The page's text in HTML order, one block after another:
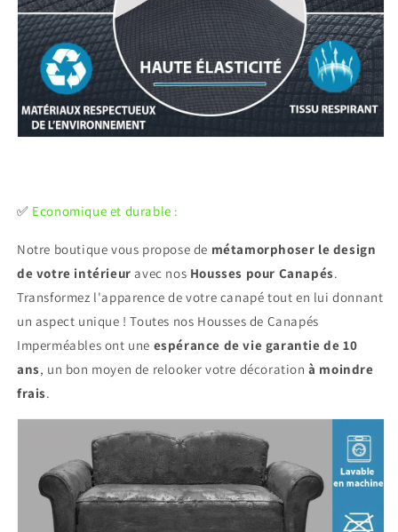
✅ Economique et durable :
Notre boutique vous propose de métamorphoser le design
de votre intérieur avec nos Housses pour Canapés.
Transformez l'apparence de votre canapé tout en lui donnant
un aspect unique ! Toutes nos Housses de Canapés
Imperméables ont une espérance de vie garantie de 10
ans, un bon moyen de relooker votre décorationà moindre
frais.